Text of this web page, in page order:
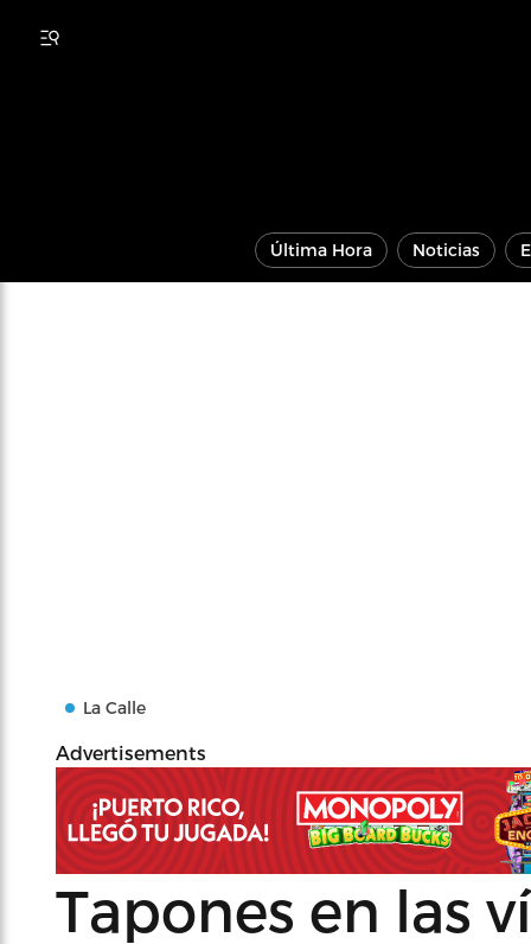
Última Hora Noticias
La Calle
Advertisements
Tapones en las